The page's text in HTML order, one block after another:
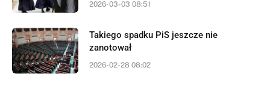
2026-03-03 08:51
Takiego spadku PiS jeszcze nie
zanotował
2026-02-28 08:02